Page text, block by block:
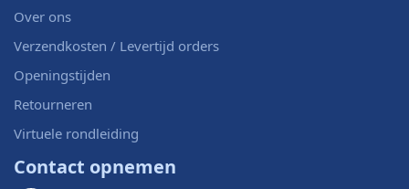
Over ons
Verzendkosten / Levertijd orders
Openingstijden
Retourneren
Virtuele rondleiding
Contact opnemen